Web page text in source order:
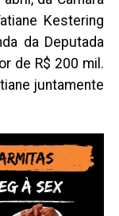
Kestering
da Deputada
de R$ 200 mil.
juntamente